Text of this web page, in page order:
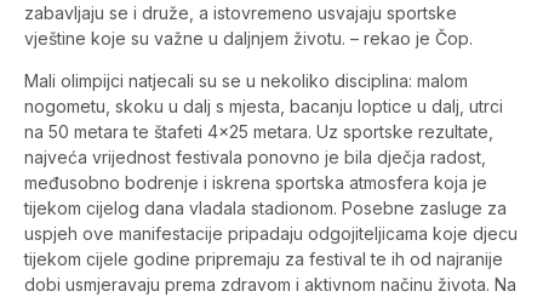
zabavljaju se i druže, a istovremeno usvajaju sportske
vještine koje su važne u daljnjem životu. – rekao je Čop.
Mali olimpijci natjecali su se u nekoliko disciplina: malom
nogometu, skoku u dalj s mjesta, bacanju loptice u dalj, utrci
na 50 metara te štafeti 4×25 metara. Uz sportske rezultate,
najveća vrijednost festivala ponovno je bila dječja radost,
međusobno bodrenje i iskrena sportska atmosfera koja je
tijekom cijelog dana vladala stadionom. Posebne zasluge za
uspjeh ove manifestacije pripadaju odgojiteljicama koje djecu
tijekom cijele godine pripremaju za festival te ih od najranije
dobi usmjeravaju prema zdravom i aktivnom načinu života. Na